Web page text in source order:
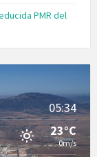
PMR del
05:34
23°C
0m/s